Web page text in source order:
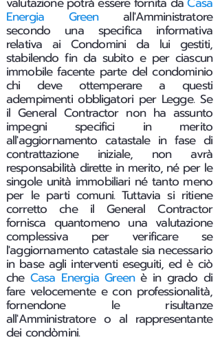
Energia Greenall'Amministratore
secondo una specifica informativa
relativa ai Condomini da lui gestiti,
stabilendo fin da subito e per ciascun
immobile facente parte del condominio
chi deve ottemperare a questi
adempimenti obbligatori per Legge. Se
il General Contractor non ha assunto
impegni specifici in merito
all'aggiornamento catastale in fase di
contrattazione iniziale, non avrà
responsabilità dirette in merito, né per le
singole unità immobiliari né tanto meno
per le parti comuni. Tuttavia si ritiene
corretto che il General Contractor
fornisca quantomeno una valutazione
complessiva per verificare se
l'aggiornamento catastale sia necessario
in base agli interventi eseguiti, ed è ciò
che Casa Energia Greenè in grado di
fare velocemente e con professionalità,
fornendone le risultanze
all'Amministratore o al rappresentante
dei condòmini.